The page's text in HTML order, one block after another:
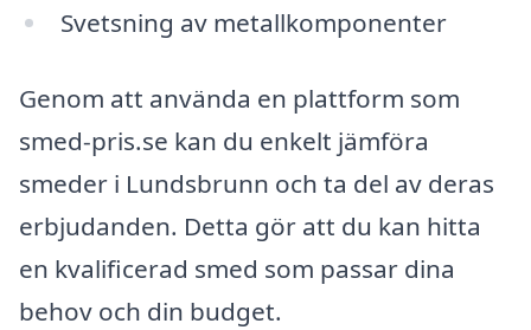
Svetsning av metallkomponenter
Genom att använda en plattform som
smed-pris.se kan du enkelt jämföra
smeder i Lundsbrunn och ta del av deras
erbjudanden. Detta gör att du kan hitta
en kvalificerad smed som passar dina
behov och din budget.